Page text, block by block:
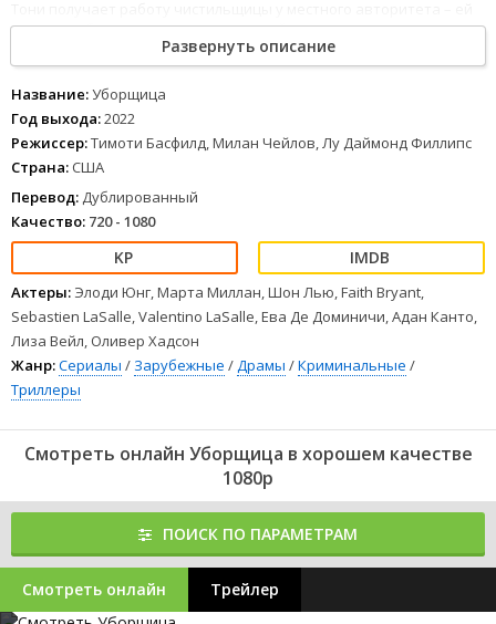
нужно прибирать места преступлений и скрывать улики.
Развернуть описание
Название:Уборщица
Год выхода:2022
Режиссер:Тимоти Басфилд, Милан Чейлов, Лу Даймонд Филлипс
Страна: США
Перевод: Дублированный
Качество: 720 - 1080
Актеры: Элоди Юнг, Марта Миллан, Шон Лью, Faith Bryant,
Sebastien LaSalle, Valentino LaSalle, Ева Де Доминичи, Адан Канто,
Лиза Вейл, Оливер Хадсон
Жанр:Сериалы / Зарубежные /Драмы /Криминальные /
Триллеры
Смотреть онлайн Уборщица в хорошем качестве
1080p
ПОИСК ПО ПАРАМЕТРАМ
Смотреть онлайн Трейлер